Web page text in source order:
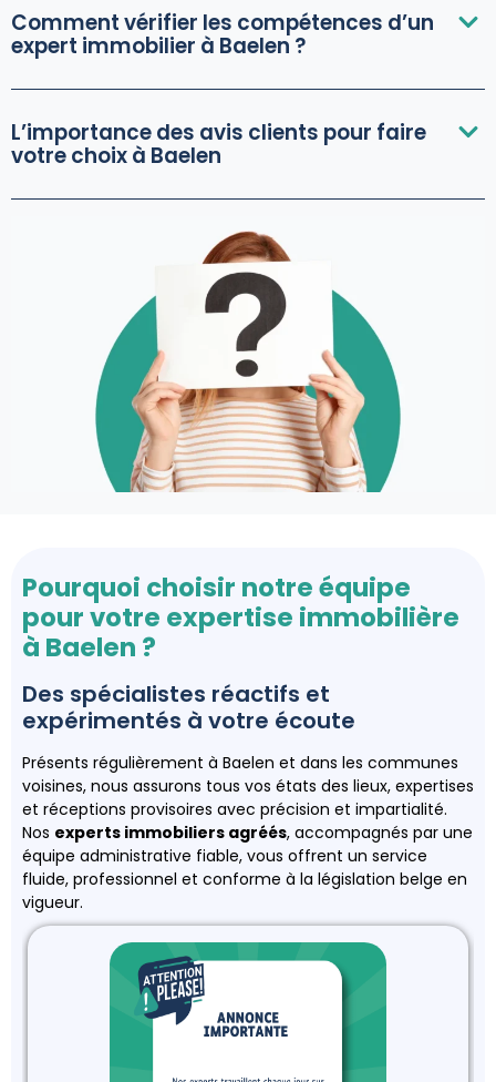
Comment vérifier les compétences d’un
expert immobilier à Baelen ?
L’importance des avis clients pour faire
votre choix à Baelen
Pourquoi choisir notre équipe
pour votre expertise immobilière
à Baelen ?
Des spécialistes réactifs et
expérimentés à votre écoute
Présents régulièrement à Baelen et dans les communes
voisines, nous assurons tous vos états des lieux, expertises
et réceptions provisoires avec précision et impartialité.
Nos experts immobiliers agréés, accompagnés par une
équipe administrative fiable, vous offrent un service
fluide, professionnel et conforme à la législation belge en
vigueur.